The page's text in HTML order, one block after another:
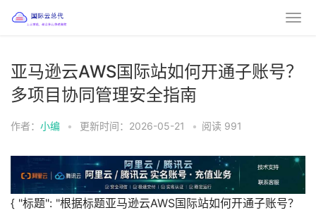
亚马逊云AWS国际站如何开通子账号？
多项目协同管理安全指南
作者： 小编 • 更新时间：2026-05-21 • 阅读 991
{ "标题": "根据标题亚马逊云AWS国际站如何开通子账号？